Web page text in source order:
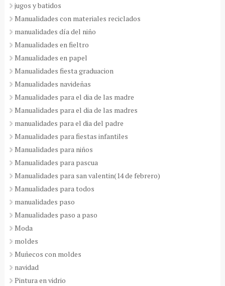
jugos y batidos
Manualidades con materiales reciclados
manualidades día del niño
Manualidades en fieltro
Manualidades en papel
Manualidades fiesta graduacion
Manualidades navideñas
Manualidades para el dia de las madre
Manualidades para el dia de las madres
manualidades para el dia del padre
Manualidades para fiestas infantiles
Manualidades para niños
Manualidades para pascua
Manualidades para san valentin(14 de febrero)
Manualidades para todos
manualidades paso
Manualidades paso a paso
Moda
moldes
Muñecos con moldes
navidad
Pintura en vidrio